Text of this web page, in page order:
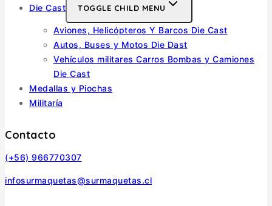
Die Cast TOGGLE CHILD MENU
Aviones, Helicópteros Y Barcos Die Cast
Autos, Buses y Motos Die Dast
Vehículos militares Carros Bombas y Camiones
Die Cast
Medallas y Piochas
Militaría
Contacto
(+56) 966770307
infosurmaquetas@surmaquetas.cl